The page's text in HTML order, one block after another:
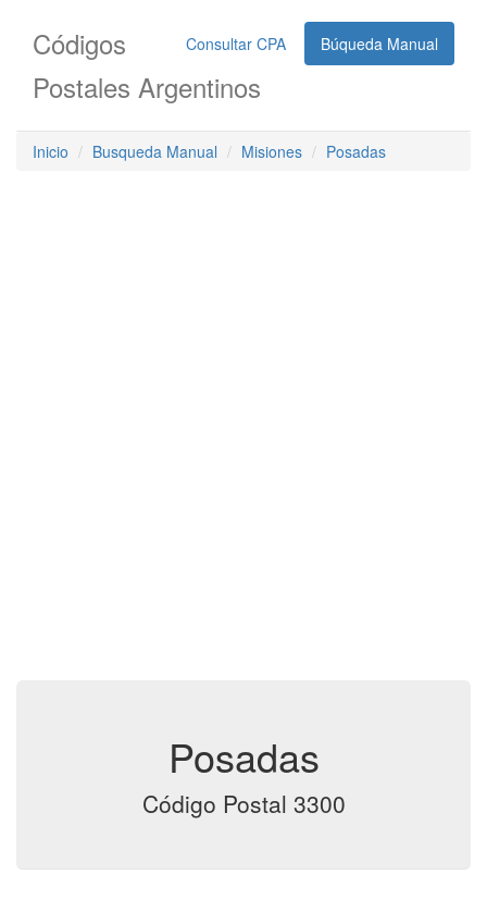
Consultar CPA Búqueda Manual
Códigos
Postales Argentinos
Inicio Busqueda Manual Misiones Posadas
Posadas
Código Postal 3300